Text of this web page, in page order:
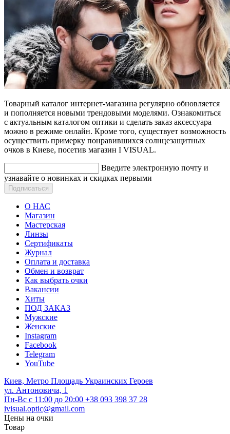
Товарный каталог интернет-магазина регулярно обновляется
и пополняется новыми трендовыми моделями. Ознакомиться
с актуальным каталогом оптики и сделать заказ аксессуара
можно в режиме онлайн. Кроме того, существует возможность
осуществить примерку понравившихся солнцезащитных
очков в Киеве, посетив магазин I VISUAL.
Введите электронную почту и
узнавайте о новинках и скидках первыми
О НАС
Магазин
Мастерская
Линзы
Сертификаты
Журнал
Оплата и доставка
Обмен и возврат
Как выбрать очки
Вакансии
Хиты
ПОД ЗАКАЗ
Мужские
Женские
Instagram
Facebook
Telegram
YouTube
Киев, Метро Площадь Украинских Героев
ул. Антоновича, 1
Пн-Вс с 11:00 до 20:00 +38 093 398 37 28
ivisual.optic@gmail.com
Цены на очки
Товар